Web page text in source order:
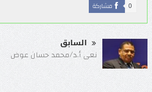
مشاركة 0
السابق
نعى أ.د/محمد حسان عوض